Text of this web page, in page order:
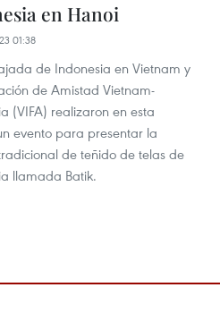
en Hanoi
01:38
de Indonesia en Vietnam y
de Amistad Vietnam-
(VIFA) realizaron en esta
evento para presentar la
de teñido de telas de
llamada Batik.